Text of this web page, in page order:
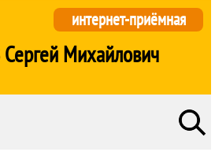
Михайлович
интернет-приёмная